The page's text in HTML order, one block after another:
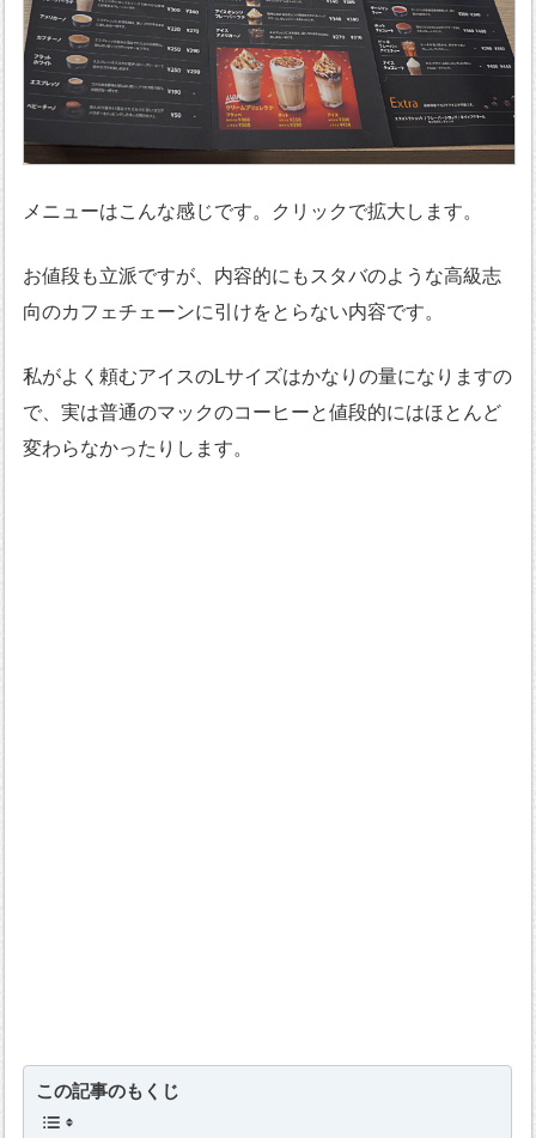
メニューはこんな感じです。クリックで拡大します。
お値段も立派ですが、内容的にもスタバのような高級志
向のカフェチェーンに引けをとらない内容です。
私がよく頼むアイスのLサイズはかなりの量になりますの
で、実は普通のマックのコーヒーと値段的にはほとんど
変わらなかったりします。
この記事のもくじ